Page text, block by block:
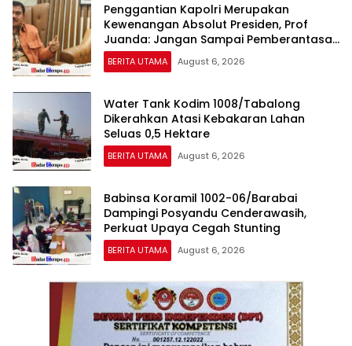
Penggantian Kapolri Merupakan
Kewenangan Absolut Presiden, Prof
Juanda: Jangan Sampai Pemberantasan
Korupsi Justru Melemah
BERITA UTAMA August 6, 2026
Water Tank Kodim 1008/Tabalong
Dikerahkan Atasi Kebakaran Lahan
Seluas 0,5 Hektare
BERITA UTAMA August 6, 2026
Babinsa Koramil 1002-06/Barabai
Dampingi Posyandu Cenderawasih,
Perkuat Upaya Cegah Stunting
BERITA UTAMA August 6, 2026